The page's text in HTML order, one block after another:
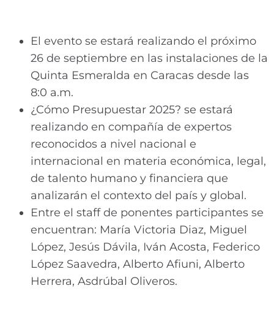
El evento se estará realizando el próximo
26 de septiembre en las instalaciones de la
Quinta Esmeralda en Caracas desde las
8:0 a.m.
¿Cómo Presupuestar 2025? se estará
realizando en compañía de expertos
reconocidos a nivel nacional e
internacional en materia económica, legal,
de talento humano y financiera que
analizarán el contexto del país y global.
Entre el staff de ponentes participantes se
encuentran: María Victoria Diaz, Miguel
López, Jesús Dávila, Iván Acosta, Federico
López Saavedra, Alberto Afiuni, Alberto
Herrera, Asdrúbal Oliveros.